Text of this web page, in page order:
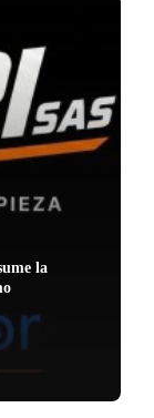
la